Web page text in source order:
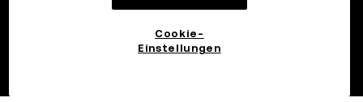
Cookie-
Einstellungen